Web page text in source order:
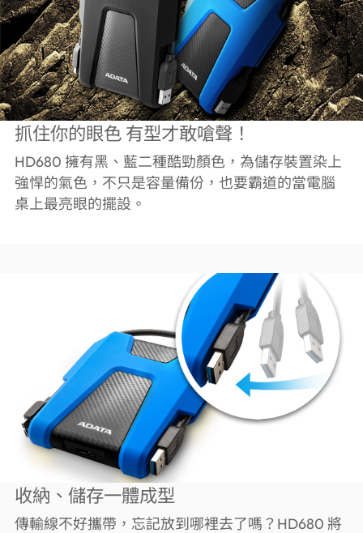
抓住你的眼色 有型才敢嗆聲！
HD680 擁有黑、藍二種酷勁顏色，為儲存裝置染上
強悍的氣色，不只是容量備份，也要霸道的當電腦
桌上最亮眼的擺設。
收納、儲存一體成型
傳輸線不好攜帶，忘記放到哪裡去了嗎？HD680 將